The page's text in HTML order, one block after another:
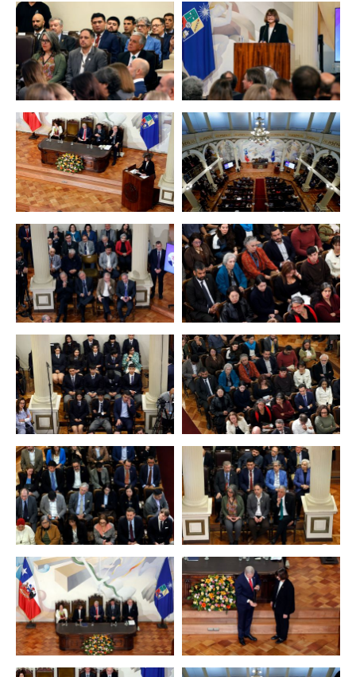
Zoom Zoom
Zoom Zoom
Zoom Zoom
Zoom
Zoom Zoom
Zoom Zoom